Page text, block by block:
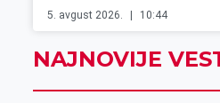
5. avgust 2026. 10:44
NAJNOVIJE